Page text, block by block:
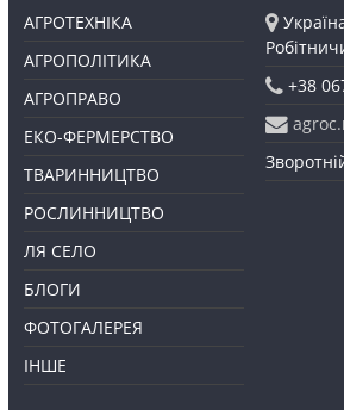
АГРОТЕХНІКА
АГРОПОЛІТИКА
АГРОПРАВО
ЕКО-ФЕРМЕРСТВО
ТВАРИННИЦТВО
РОСЛИННИЦТВО
ЛЯ СЕЛО
БЛОГИ
ФОТОГАЛЕРЕЯ
ІНШЕ
+38